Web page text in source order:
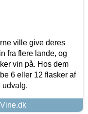
ville give deres
fra flere lande, og
vin på. Hos dem
6 eller 12 flasker af
udvalg.